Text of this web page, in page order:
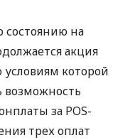
на
акция
условиям которой
возможность
за POS-
трех оплат